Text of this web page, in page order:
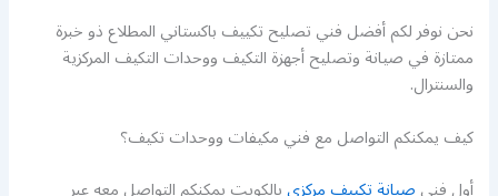
نحن نوفر لكم أفضل فني تصليح تكييف باكستاني المطلاع ذو خبرة
ممتازة في صيانة وتصليح أجهزة التكيف ووحدات التكيف المركزية
والسنترال.
كيف يمكنكم التواصل مع فني مكيفات ووحدات تكيف؟